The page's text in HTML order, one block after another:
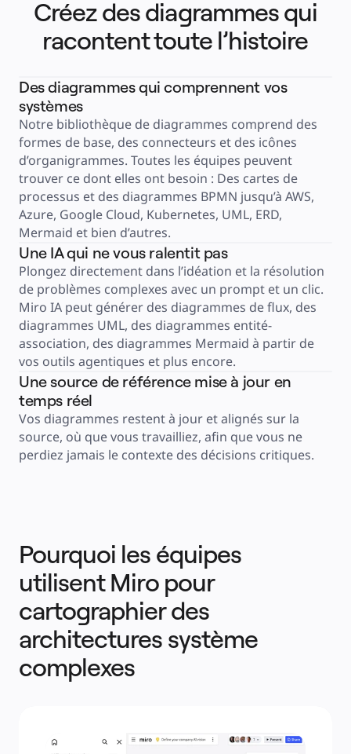
Services financiers
Pharmaceutique et sciences de la vie
Gestion de produit
Conception et UX
Opérations
Marketing
Par initiative stratégique
Système d’exploitation produit
Transformation par l’IA
Transformation des méthodes de travail
Expérience numérique du personnel
Conception de l’expérience client et de service
Transformation du cloud et des logiciels
Ressources
Apprentissage
Témoignages clients
Académie
Webinaires
Formations Reforge
Communauté et service d’assistance
Centre d’assistance
Communauté
Blog
Partenaires et services
Services professionnels Miro
Partenaires de solutions
Tarifs
Créez des diagrammes qui
racontent toute l’histoire
Des diagrammes qui comprennent vos
systèmes
Notre bibliothèque de diagrammes comprend des
formes de base, des connecteurs et des icônes
d’organigrammes. Toutes les équipes peuvent
trouver ce dont elles ont besoin : Des cartes de
processus et des diagrammes BPMN jusqu’à AWS,
Azure, Google Cloud, Kubernetes, UML, ERD,
Mermaid et bien d’autres.
Une IA qui ne vous ralentit pas
Plongez directement dans l’idéation et la résolution
de problèmes complexes avec un prompt et un clic.
Miro IA peut générer des diagrammes de flux, des
diagrammes UML, des diagrammes entité-
association, des diagrammes Mermaid à partir de
vos outils agentiques et plus encore.
Une source de référence mise à jour en
temps réel
Vos diagrammes restent à jour et alignés sur la
source, où que vous travailliez, afin que vous ne
perdiez jamais le contexte des décisions critiques.
Pourquoi les équipes
utilisent Miro pour
cartographier des
architectures système
complexes